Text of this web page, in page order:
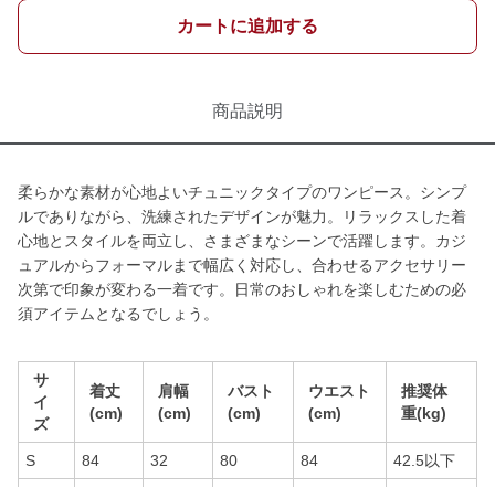
カートに追加する
商品説明
柔らかな素材が心地よいチュニックタイプのワンピース。シンプ
ルでありながら、洗練されたデザインが魅力。リラックスした着
心地とスタイルを両立し、さまざまなシーンで活躍します。カジ
ュアルからフォーマルまで幅広く対応し、合わせるアクセサリー
次第で印象が変わる一着です。日常のおしゃれを楽しむための必
須アイテムとなるでしょう。
サ
イ
ズ
着丈
(cm)
肩幅
(cm)
バスト
(cm)
ウエスト
(cm)
推奨体
重(kg)
S 84 32 80 84 42.5以下